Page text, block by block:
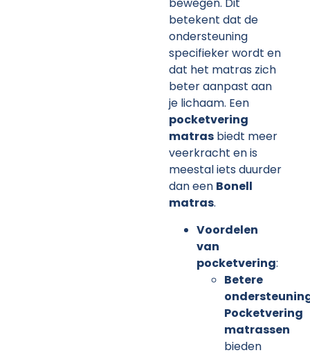
bewegen. Dit
betekent dat de
ondersteuning
specifieker wordt en
dat het matras zich
beter aanpast aan
je lichaam. Een
pocketvering
matras biedt meer
veerkracht en is
meestal iets duurder
dan een Bonell
matras.
Voordelen
van
pocketvering:
Betere
Pocketvering
matrassen
bieden